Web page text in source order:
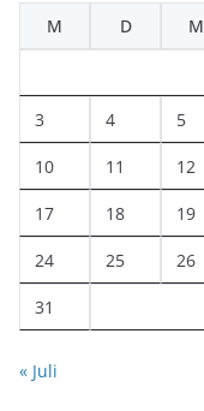
M
D M
3 4 5
10 11 12
17 18 19
24 25 26
31
« Juli